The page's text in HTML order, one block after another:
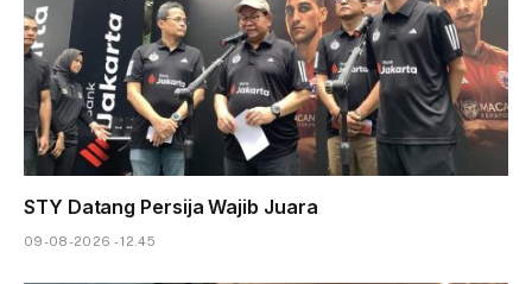
STY Datang Persija Wajib Juara
09-08-2026 - 12.45